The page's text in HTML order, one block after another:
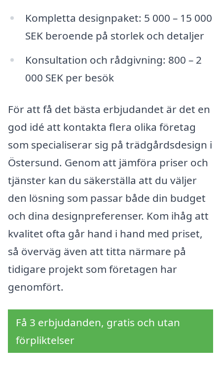
Kompletta designpaket: 5 000 – 15 000
SEK beroende på storlek och detaljer
Konsultation och rådgivning: 800 – 2
000 SEK per besök
För att få det bästa erbjudandet är det en
god idé att kontakta flera olika företag
som specialiserar sig på trädgårdsdesign i
Östersund. Genom att jämföra priser och
tjänster kan du säkerställa att du väljer
den lösning som passar både din budget
och dina designpreferenser. Kom ihåg att
kvalitet ofta går hand i hand med priset,
så överväg även att titta närmare på
tidigare projekt som företagen har
genomfört.
Få 3 erbjudanden, gratis och utan
förpliktelser